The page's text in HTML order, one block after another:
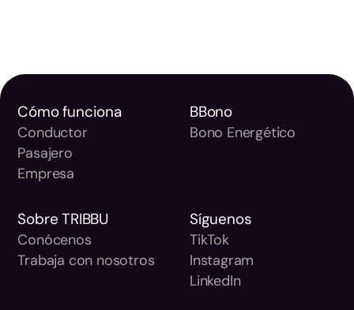
Sobre TRIBBU
Conócenos
Trabaja con nosotros
Cómo funciona
Conductor
Pasajero
Empresa
BBono
Bono Energético
Síguenos
TikTok
Instagram
LinkedIn